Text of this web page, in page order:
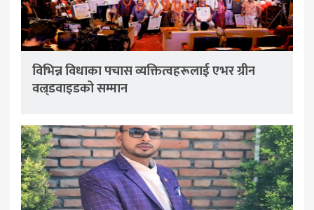
विभिन्न विधाका पचास व्यक्तित्वहरूलाई एभर ग्रीन
वल्र्डवाइडको सम्मान